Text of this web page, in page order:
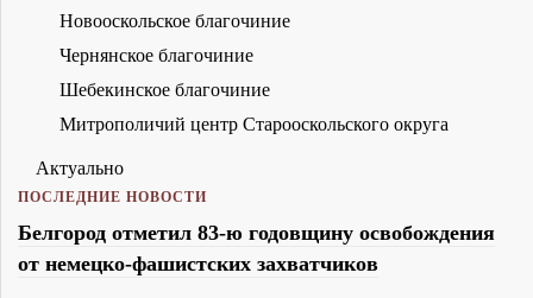
Новооскольское благочиние
Чернянское благочиние
Шебекинское благочиние
Митрополичий центр Старооскольского округа
Актуально
ПОСЛЕДНИЕ НОВОСТИ
Белгород отметил 83-ю годовщину освобождения
от немецко-фашистских захватчиков